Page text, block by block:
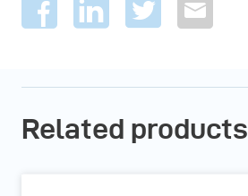
Related products